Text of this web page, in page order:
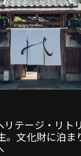
リテージ・リト
。文化財に泊ま